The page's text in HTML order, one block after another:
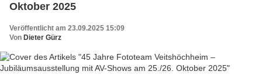
Oktober 2025
Veröffentlicht am 23.09.2025 15:09
Von Dieter Gürz